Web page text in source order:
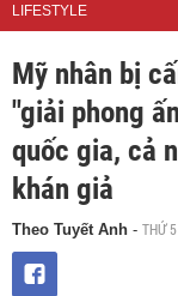
LIFESTYLE
Mỹ nhân bị
"giải phong
quốc gia, cả
khán giả
Theo Tuyết Anh - THỨ